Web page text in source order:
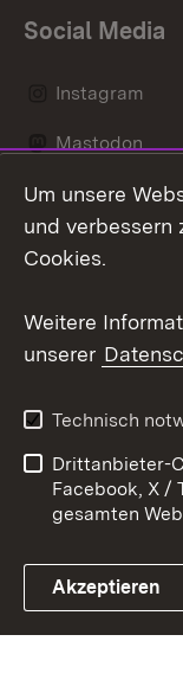
Social Media
Instagram
Mastodon
Messenger
Link zum
Kontakt
Cookies
Um unsere
und verbessern
Cookies.
Weitere
unserer
Technisch
Drittanbieter-
Facebook, X /
gesamten
Akzeptieren